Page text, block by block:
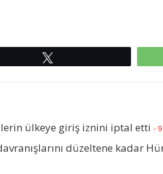
ülkeye giriş iznini iptal etti -
düzeltene kadar